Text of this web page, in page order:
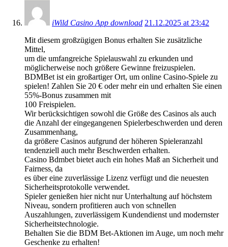
iWild Casino App download 21.12.2025 at 23:42
Mit diesem großzügigen Bonus erhalten Sie zusätzliche
Mittel,
um die umfangreiche Spielauswahl zu erkunden und
möglicherweise noch größere Gewinne freizuspielen.
BDMBet ist ein großartiger Ort, um online Casino-Spiele zu
spielen! Zahlen Sie 20 € oder mehr ein und erhalten Sie einen
55%-Bonus zusammen mit
100 Freispielen.
Wir berücksichtigen sowohl die Größe des Casinos als auch
die Anzahl der eingegangenen Spielerbeschwerden und deren
Zusammenhang,
da größere Casinos aufgrund der höheren Spieleranzahl
tendenziell auch mehr Beschwerden erhalten.
Casino Bdmbet bietet auch ein hohes Maß an Sicherheit und
Fairness, da
es über eine zuverlässige Lizenz verfügt und die neuesten
Sicherheitsprotokolle verwendet.
Spieler genießen hier nicht nur Unterhaltung auf höchstem
Niveau, sondern profitieren auch von schnellen
Auszahlungen, zuverlässigem Kundendienst und modernster
Sicherheitstechnologie.
Behalten Sie die BDM Bet-Aktionen im Auge, um noch mehr
Geschenke zu erhalten!